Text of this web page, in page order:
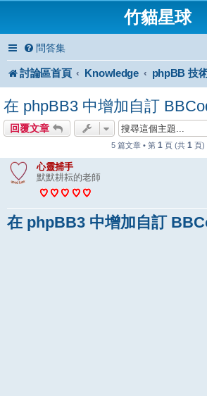
竹貓星球
問答集
討論區首頁 Knowledge
在 phpBB3 中增加自訂
回覆文章
5 篇文章 • 第 1 頁 (共 1 頁)
心靈捕手
默默耕耘的老師
在 phpBB3 中增加自訂